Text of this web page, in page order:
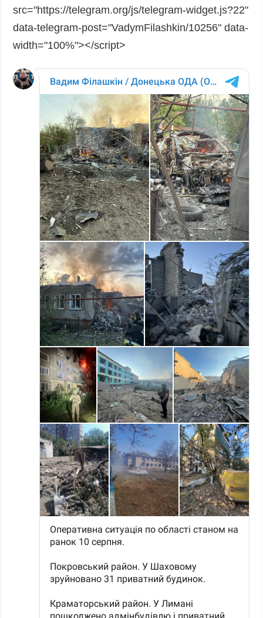
src="https://telegram.org/js/telegram-widget.js?22"
data-telegram-post="VadymFilashkin/10256" data-
width="100%"></script>